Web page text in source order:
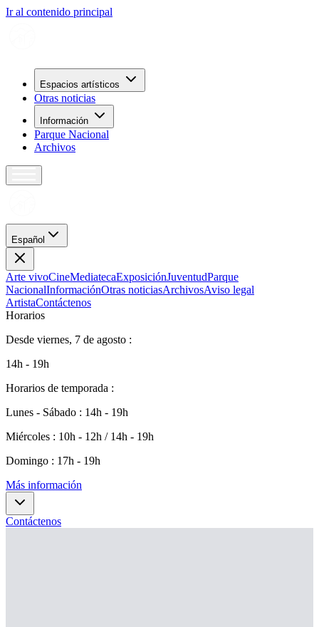
Ir al contenido principal
Espacios artísticos
Otras noticias
Información
Parque Nacional
Archivos
Español
Arte vivoCineMediatecaExposiciónJuventudParque
NacionalInformaciónOtras noticiasArchivosAviso legal
ArtistaContáctenos
Horarios
Desde viernes, 7 de agosto :
14h - 19h
Horarios de temporada :
Lunes - Sábado : 14h - 19h
Miércoles : 10h - 12h / 14h - 19h
Domingo : 17h - 19h
Más información
Contáctenos